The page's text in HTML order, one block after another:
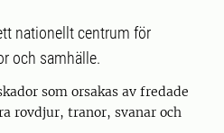
nationellt centrum för
och samhälle.
som orsakas av fredade
rovdjur, tranor, svanar och